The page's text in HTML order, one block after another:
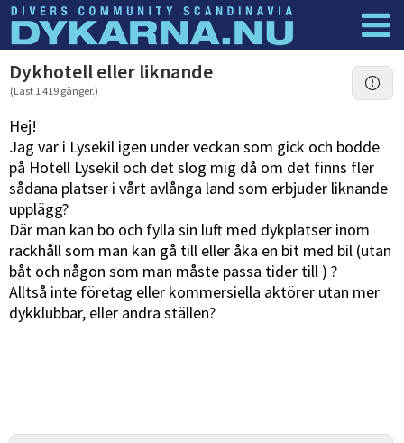
Dyknyheter Logga in
Dykhotell eller liknande
(Läst 1 419 gånger.)
Hej!
Jag var i Lysekil igen under veckan som gick och bodde
på Hotell Lysekil och det slog mig då om det finns fler
sådana platser i vårt avlånga land som erbjuder liknande
upplägg?
Där man kan bo och fylla sin luft med dykplatser inom
räckhåll som man kan gå till eller åka en bit med bil (utan
båt och någon som man måste passa tider till ) ?
Alltså inte företag eller kommersiella aktörer utan mer
dykklubbar, eller andra ställen?